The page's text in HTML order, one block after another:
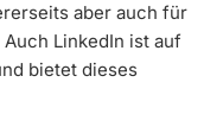
aber auch für
LinkedIn ist auf
bietet dieses